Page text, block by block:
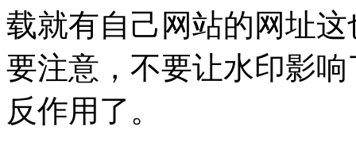
载就有自己网站的网址
要注意，不要让水印影
反作用了。